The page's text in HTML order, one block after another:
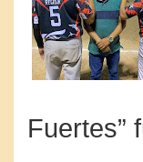
Fuertes”